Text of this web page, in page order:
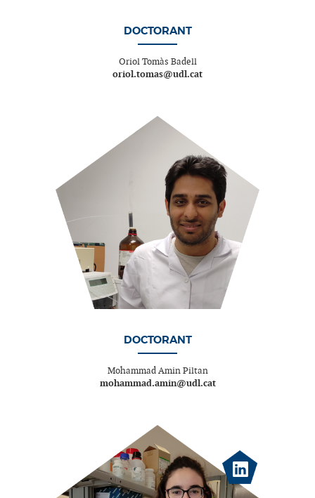
DOCTORANT
Oriol Tomàs Badell
oriol.tomas@udl.cat
DOCTORANT
Mohammad Amin Piltan
mohammad.amin@udl.cat